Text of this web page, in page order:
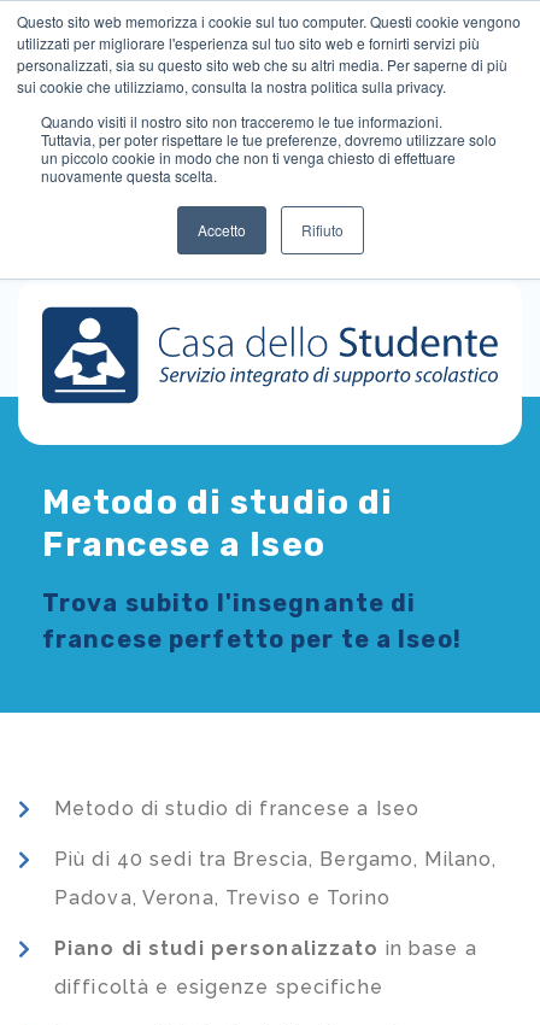
Questo sito web memorizza i cookie sul tuo computer. Questi cookie vengono
utilizzati per migliorare l'esperienza sul tuo sito web e fornirti servizi più
personalizzati, sia su questo sito web che su altri media. Per saperne di più
sui cookie che utilizziamo, consulta la nostra politica sulla privacy.
Quando visiti il ​​nostro sito non tracceremo le tue informazioni.
Tuttavia, per poter rispettare le tue preferenze, dovremo utilizzare solo
un piccolo cookie in modo che non ti venga chiesto di effettuare
nuovamente questa scelta.
Accetto Rifiuto
Metodo di studio di
Francese a Iseo
Trova subito l'insegnante di
francese perfetto per te a Iseo!
Metodo di studio di francese a Iseo
Più di 40 sedi tra Brescia, Bergamo, Milano,
Padova, Verona, Treviso e Torino
Piano di studi personalizzato in base a
difficoltà e esigenze specifiche